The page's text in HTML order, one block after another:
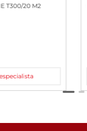
T300/20 M2